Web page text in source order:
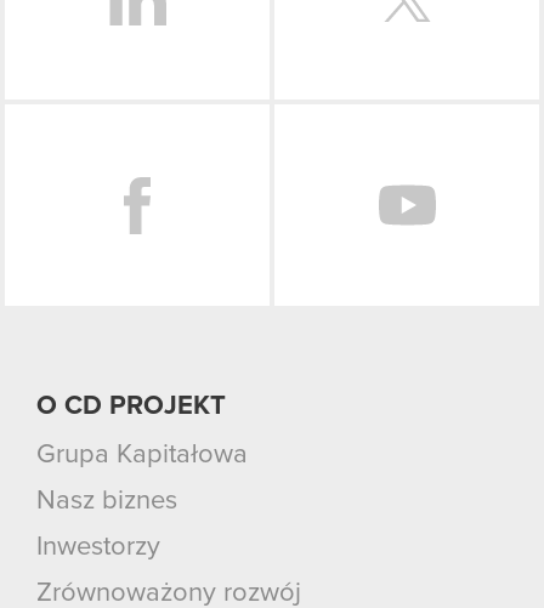
O CD PROJEKT
Grupa Kapitałowa
Nasz biznes
Inwestorzy
Zrównoważony rozwój